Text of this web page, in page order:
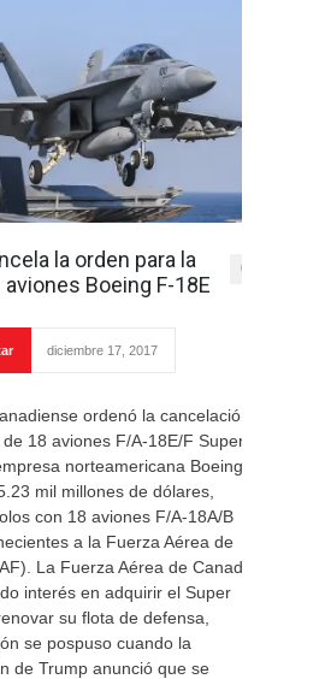
la orden para la
Boeing F-18E
0
diciembre 17, 2017
ordenó la cancelación
18 aviones F/A-18E/F Super
norteamericana Boeing,
mil millones de dólares,
con 18 aviones F/A-18A/B
a la Fuerza Aérea de
La Fuerza Aérea de Canadá
interés en adquirir el Super
su flota de defensa,
se pospuso cuando la
de Trump anunció que se